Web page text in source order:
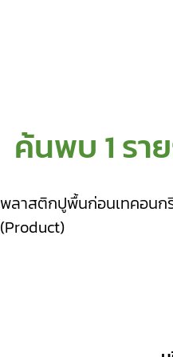
ค้นพบ 1 รา
พลาสติกปูพื้นก่อนเทคอนก
(Product)